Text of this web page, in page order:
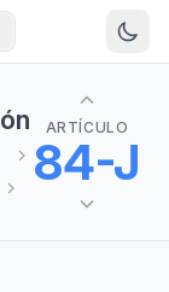
ARTÍCULO
84-J